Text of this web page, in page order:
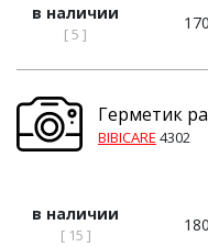
в наличии
[ 5 ]
Герметик
BIBICARE 4302
в наличии
[ 15 ]